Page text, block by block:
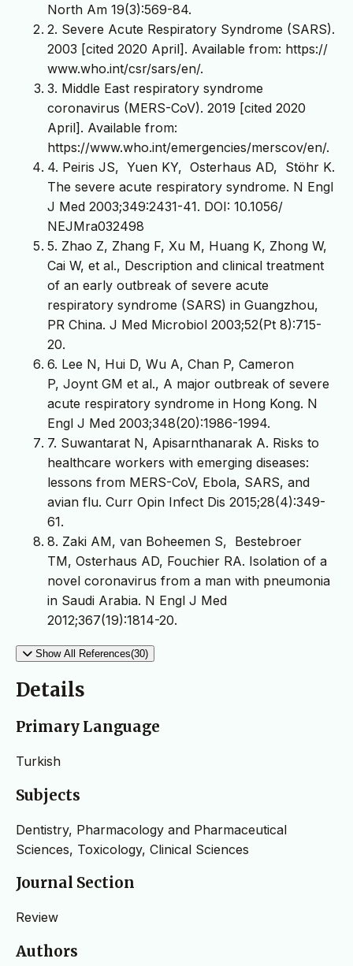
North Am 19(3):569-84.
2. Severe Acute Respiratory Syndrome (SARS).
2003 [cited 2020 April]. Available from: https://
www.who.int/csr/sars/en/.
3. Middle East respiratory syndrome
coronavirus (MERS-CoV). 2019 [cited 2020
April]. Available from:
https://www.who.int/emergencies/merscov/en/.
4. Peiris JS, Yuen KY, Osterhaus AD, Stöhr K.
The severe acute respiratory syndrome. N Engl
J Med 2003;349:2431-41. DOI: 10.1056/
NEJMra032498
5. Zhao Z, Zhang F, Xu M, Huang K, Zhong W,
Cai W, et al., Description and clinical treatment
of an early outbreak of severe acute
respiratory syndrome (SARS) in Guangzhou,
PR China. J Med Microbiol 2003;52(Pt 8):715-
20.
6. Lee N, Hui D, Wu A, Chan P, Cameron
P, Joynt GM et al., A major outbreak of severe
acute respiratory syndrome in Hong Kong. N
Engl J Med 2003;348(20):1986-1994.
7. Suwantarat N, Apisarnthanarak A. Risks to
healthcare workers with emerging diseases:
lessons from MERS-CoV, Ebola, SARS, and
avian flu. Curr Opin Infect Dis 2015;28(4):349-
61.
8. Zaki AM, van Boheemen S, Bestebroer
TM, Osterhaus AD, Fouchier RA. Isolation of a
novel coronavirus from a man with pneumonia
in Saudi Arabia. N Engl J Med
2012;367(19):1814-20.
Show All References(30)
Details
Primary Language
Turkish
Subjects
Dentistry, Pharmacology and Pharmaceutical
Sciences, Toxicology, Clinical Sciences
Journal Section
Review
Authors